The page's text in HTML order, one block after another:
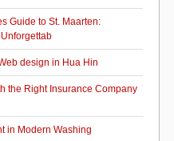
Guide to St. Maarten:
design in Hua Hin
the Right Insurance Company
in Modern Washing